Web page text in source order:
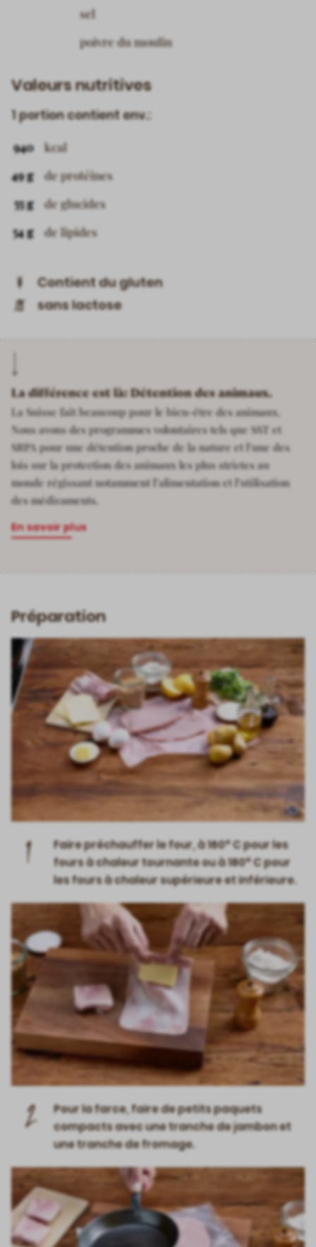
sel
poivre du moulin
Valeurs nutritives
1 portion contient env.:
940
kcal
49 g
de protéines
55 g
de glucides
54 g
de lipides
Contient du gluten
sans lactose
La différence est là: Détention des animaux.
La Suisse fait beaucoup pour le bien-être des animaux.
Nous avons des programmes volontaires tels que SST et
SRPA pour une détention proche de la nature et l’une des
lois sur la protection des animaux les plus strictes au
monde régissant notamment l’alimentation et l’utilisation
des médicaments.
En savoir plus
Préparation
1
Faire préchauffer le four, à 160° C pour les
fours à chaleur tournante ou à 180° C pour
les fours à chaleur supérieure et inférieure.
2
Pour la farce, faire de petits paquets
compacts avec une tranche de jambon et
une tranche de fromage.